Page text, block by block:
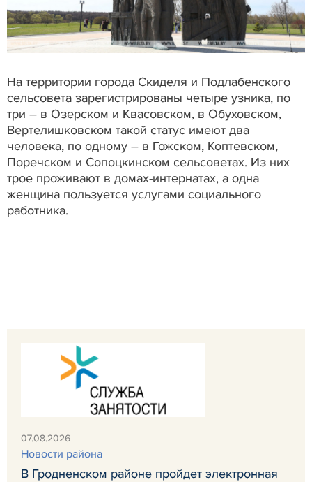
На территории города Скиделя и Подлабенского
сельсовета зарегистрированы четыре узника, по
три – в Озерском и Квасовском, в Обуховском,
Вертелишковском такой статус имеют два
человека, по одному – в Гожском, Коптевском,
Поречском и Сопоцкинском сельсоветах. Из них
трое проживают в домах-интернатах, а одна
женщина пользуется услугами социального
работника.
07.08.2026
Новости района
В Гродненском районе пройдет электронная